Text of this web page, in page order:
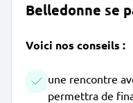
Belledonne se
Voici nos conseils :
une rencontre
permettra de